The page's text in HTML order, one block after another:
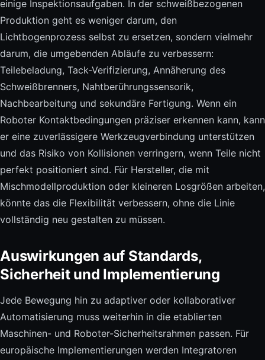
einige Inspektionsaufgaben. In der schweißbezogenen
Produktion geht es weniger darum, den
Lichtbogenprozess selbst zu ersetzen, sondern vielmehr
darum, die umgebenden Abläufe zu verbessern:
Teilebeladung, Tack-Verifizierung, Annäherung des
Schweißbrenners, Nahtberührungssensorik,
Nachbearbeitung und sekundäre Fertigung. Wenn ein
Roboter Kontaktbedingungen präziser erkennen kann, kann
er eine zuverlässigere Werkzeugverbindung unterstützen
und das Risiko von Kollisionen verringern, wenn Teile nicht
perfekt positioniert sind. Für Hersteller, die mit
Mischmodellproduktion oder kleineren Losgrößen arbeiten,
könnte das die Flexibilität verbessern, ohne die Linie
vollständig neu gestalten zu müssen.
Auswirkungen auf Standards,
Sicherheit und Implementierung
Jede Bewegung hin zu adaptiver oder kollaborativer
Automatisierung muss weiterhin in die etablierten
Maschinen- und Roboter-Sicherheitsrahmen passen. Für
europäische Implementierungen werden Integratoren